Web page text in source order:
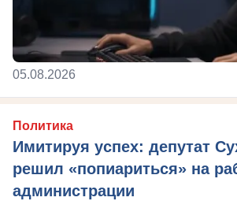
05.08.2026
Политика
Имитируя успех: депутат
решил «попиариться» на
администрации